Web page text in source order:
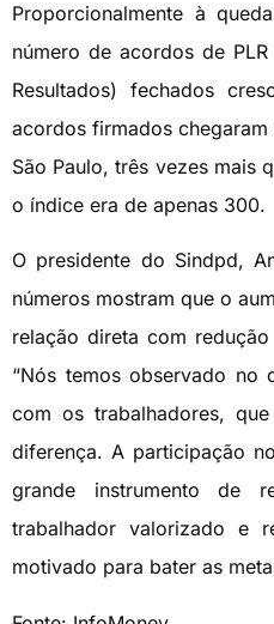
Proporcionalmente à
número de acordos de
Resultados) fechados
acordos firmados
São Paulo, três vezes mais
o índice era de apenas 300.
O presidente do Sindpd,
números mostram que o
relação direta com
“Nós temos observado no
com os trabalhadores,
diferença. A participação
grande instrumento de
trabalhador valorizado e
motivado para bater as